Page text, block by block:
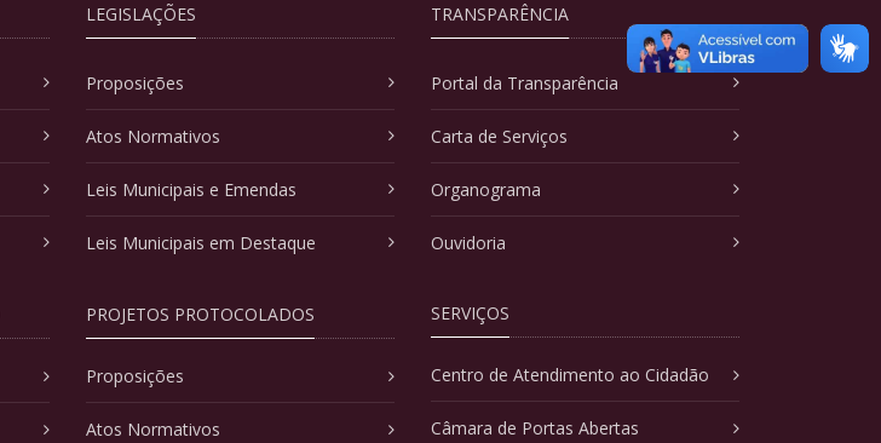
LEGISLAÇÕES
Proposições
Atos Normativos
Leis Municipais e Emendas
Leis Municipais em Destaque
PROJETOS PROTOCOLADOS
Proposições
Atos Normativos
TRANSPARÊNCIA
Portal da Transparência
Carta de Serviços
Organograma
Ouvidoria
SERVIÇOS
Centro de Atendimento ao Cidadão
Câmara de Portas Abertas